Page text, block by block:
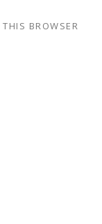
BROWSER